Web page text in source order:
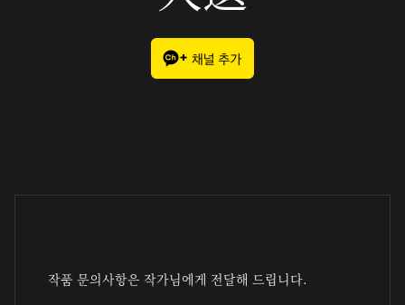
작품 문의사항은 작가님에게 전달해 드립니다.